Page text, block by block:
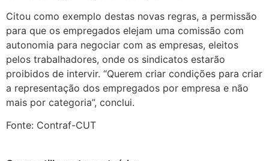
Citou como exemplo destas novas regras, a permissão
para que os empregados elejam uma comissão com
autonomia para negociar com as empresas, eleitos
pelos trabalhadores, onde os sindicatos estarão
proibidos de intervir. “Querem criar condições para criar
a representação dos empregados por empresa e não
mais por categoria”, conclui.
Fonte: Contraf-CUT